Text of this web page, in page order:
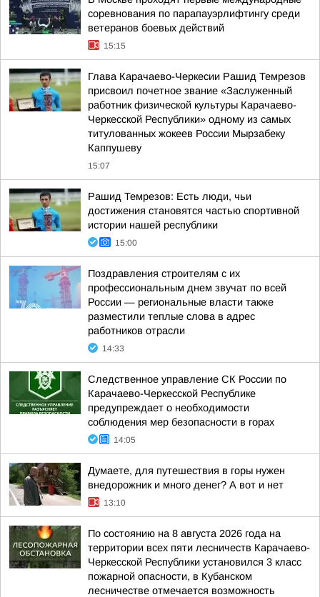
соревнования по парапауэрлифтингу среди
ветеранов боевых действий
15:15
Глава Карачаево-Черкесии Рашид Темрезов
присвоил почетное звание «Заслуженный
работник физической культуры Карачаево-
Черкесской Республики» одному из самых
титулованных жокеев России Мырзабеку
Каппушеву
15:07
Рашид Темрезов: Есть люди, чьи
достижения становятся частью спортивной
истории нашей республики
15:00
Поздравления строителям с их
профессиональным днем звучат по всей
России — региональные власти также
разместили теплые слова в адрес
работников отрасли
14:33
Следственное управление СК России по
Карачаево-Черкесской Республике
предупреждает о необходимости
соблюдения мер безопасности в горах
14:05
Думаете, для путешествия в горы нужен
внедорожник и много денег? А вот и нет
13:10
По состоянию на 8 августа 2026 года на
территории всех пяти лесничеств Карачаево-
Черкесской Республики установился 3 класс
пожарной опасности, в Кубанском
лесничестве отмечается возможность